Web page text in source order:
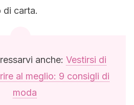
carta.
anche: Vestirsi di
al meglio: 9 consigli di
moda